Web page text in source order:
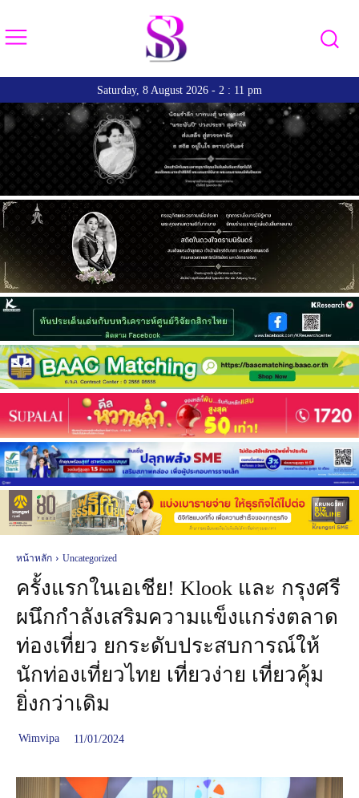
Saturday, 8 August 2026 - 2 : 11 pm
หน้าหลัก Uncategorized
ครั้งแรกในเอเชีย! Klook และ กรุงศรี
ผนึกกำลังเสริมความแข็งแกร่งตลาด
ท่องเที่ยว ยกระดับประสบการณ์ให้
นักท่องเที่ยวไทย เที่ยวง่าย เที่ยวคุ้ม
ยิ่งกว่าเดิม
Wimvipa 11/01/2024